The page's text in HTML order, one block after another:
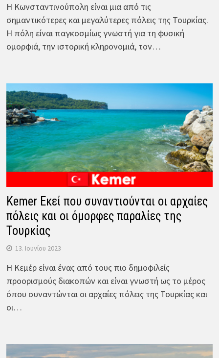
Η Κωνσταντινούπολη είναι μια από τις
σημαντικότερες και μεγαλύτερες πόλεις της Τουρκίας.
Η πόλη είναι παγκοσμίως γνωστή για τη φυσική
ομορφιά, την ιστορική κληρονομιά, τον…
Kemer Εκεί που συναντιούνται οι αρχαίες
πόλεις και οι όμορφες παραλίες της
Τουρκίας
13. Ιουνίου 2023
Η Κεμέρ είναι ένας από τους πιο δημοφιλείς
προορισμούς διακοπών και είναι γνωστή ως το μέρος
όπου συναντώνται οι αρχαίες πόλεις της Τουρκίας και
οι…